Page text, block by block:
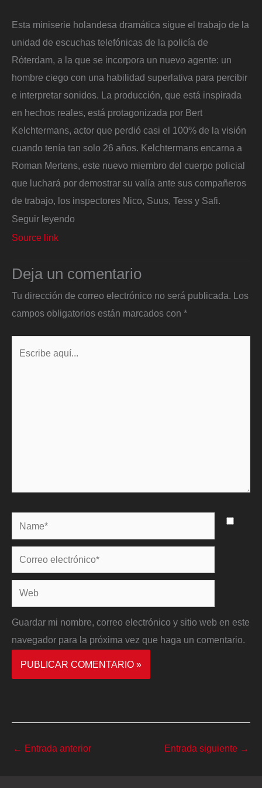
Esta miniserie holandesa dramática sigue el trabajo de la
unidad de escuchas telefónicas de la policía de
Róterdam, a la que se incorpora un nuevo agente: un
hombre ciego con una habilidad superlativa para percibir
e interpretar sonidos. La producción, que está inspirada
en hechos reales, está protagonizada por Bert
Kelchtermans, actor que perdió casi el 100% de la visión
cuando tenía tan solo 26 años. Kelchtermans encarna a
Roman Mertens, este nuevo miembro del cuerpo policial
que luchará por demostrar su valía ante sus compañeros
de trabajo, los inspectores Nico, Suus, Tess y Safi.
Seguir leyendo
Source link
Deja un comentario
Tu dirección de correo electrónico no será publicada. Los
campos obligatorios están marcados con *
Name*
Correo
electrónico*
Web
Guardar mi nombre, correo electrónico y sitio web en este
navegador para la próxima vez que haga un comentario.
← Entrada anterior Entrada siguiente →